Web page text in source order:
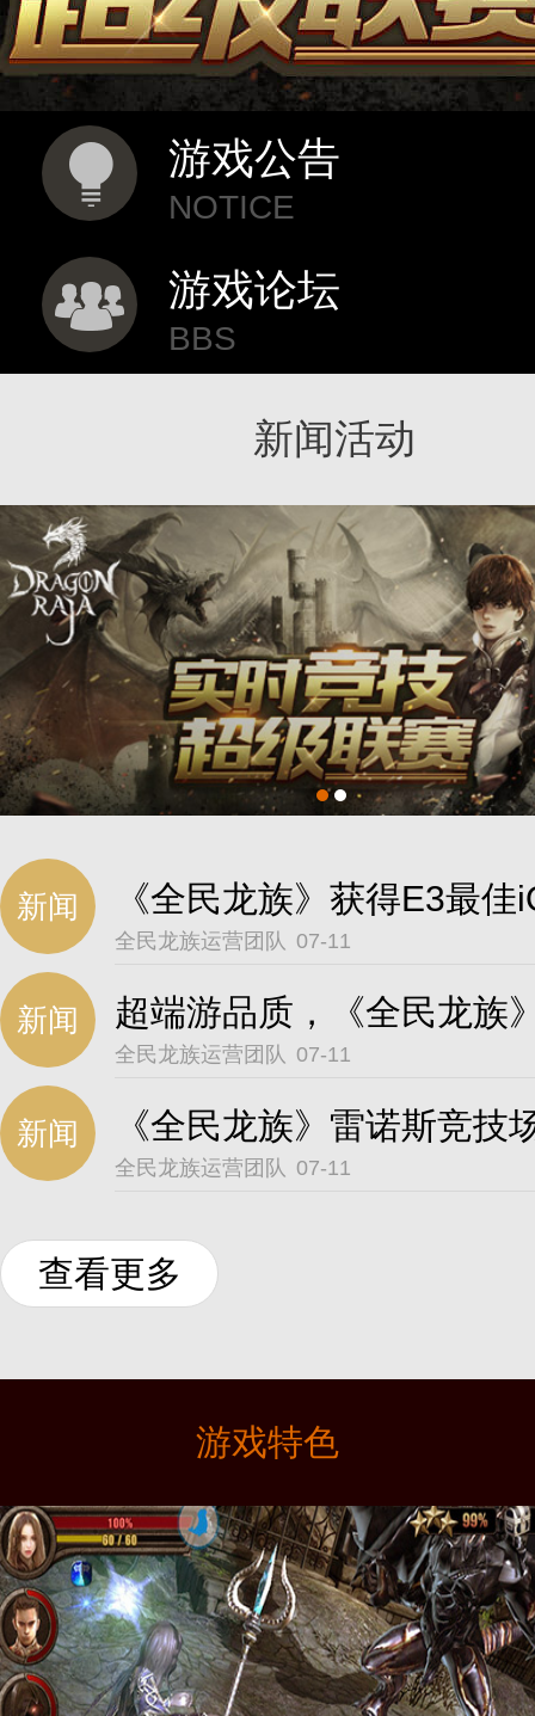
游戏公告
NOTICE
游戏论坛
BBS
新闻活动
新闻 《全民龙族》获得E3最佳
全民龙族运营团队 07-11
新闻
全民龙族运营团队 07-11
新闻
全民龙族运营团队 07-11
查看更多
游戏特色